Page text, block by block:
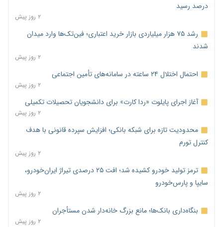
درصد رسید
۲ روز پیش
رشد ۷۵ هزار میلیاردی بازار خرید اعتباری؛ فین‌تک‌ها وارد میدان
شدند
۲ روز پیش
احتمال اختلال ۲۴ ساعته در سامانه‌های تأمین اجتماعی
۲ روز پیش
آغاز اجرای پایلوت «ردا کارت» برای دانشجویان تحصیلات تکمیلی
۲ روز پیش
محدودیت تازه برای شبکه بانکی؛ افزایش سپرده قانونی با هدف
کنترل تورم
۲ روز پیش
ترمز تولید خودرو کشیده شد؛ افت ۲۵ درصدی تیراژ ایران‌خودرو،
سایپا و پارس‌خودرو
۲ روز پیش
بنگاه‌داری بانک‌ها؛ مانع بزرگ خانه‌دار شدن مستأجران
۲ روز پیش